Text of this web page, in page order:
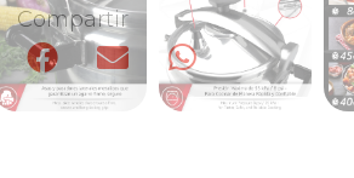
Compartir